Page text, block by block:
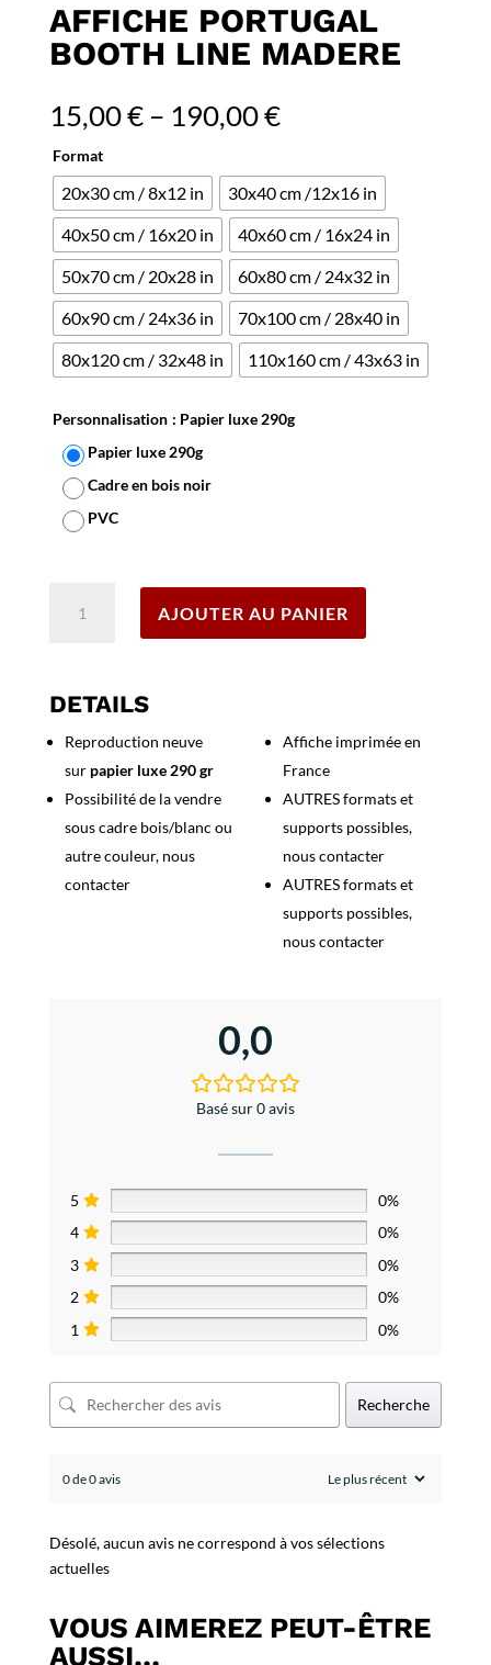
AFFICHE PORTUGAL
BOOTH LINE MADERE
15,00€– 190,00€
Format
20x30 cm / 8x12 in
30x40 cm /12x16 in
40x50 cm / 16x20 in
40x60 cm / 16x24 in
50x70 cm / 20x28 in
60x80 cm / 24x32 in
60x90 cm / 24x36 in
70x100 cm / 28x40 in
80x120 cm / 32x48 in
110x160 cm / 43x63 in
Personnalisation : Papier luxe 290g
Papier luxe 290g
Cadre en bois noir
PVC
Booth
Madere
AJOUTER AU PANIER
DETAILS
Reproduction neuve
sur papier luxe 290 gr
Possibilité de la vendre
sous cadre bois/blanc ou
autre couleur, nous
contacter
Affiche imprimée en
France
AUTRES formats et
supports possibles,
nous contacter
AUTRES formats et
supports possibles,
nous contacter
0,0
Basé sur 0 avis
5
0%
4
0%
3
0%
2
0%
1
0%
Recherche
0 de 0 avis
Désolé, aucun avis ne correspond à vos sélections
actuelles
VOUS AIMEREZ PEUT-ÊTRE
AUSSI…